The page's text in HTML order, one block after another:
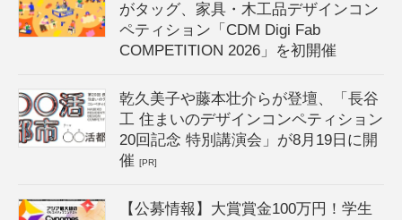
がタッグ、家具・木工品デザインコン
ペティション「CDM Digi Fab
COMPETITION 2026」を初開催
乾久美子や藤本壮介らが登壇、「長谷
工 住まいのデザインコンペティション
20回記念 特別講演会」が8月19日に開
催[PR]
【公募情報】大賞賞金100万円！学生